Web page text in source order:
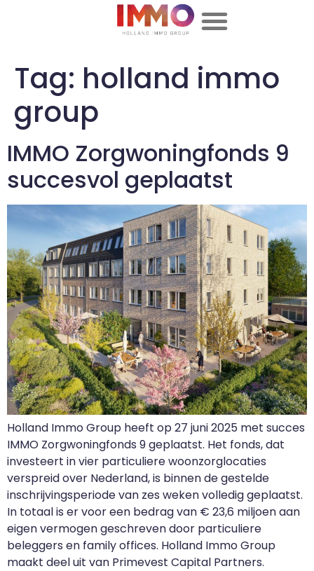
Tag: holland immo
group
IMMO Zorgwoningfonds 9
succesvol geplaatst
Holland Immo Group heeft op 27 juni 2025 met succes
IMMO Zorgwoningfonds 9 geplaatst. Het fonds, dat
investeert in vier particuliere woonzorglocaties
verspreid over Nederland, is binnen de gestelde
inschrijvingsperiode van zes weken volledig geplaatst.
In totaal is er voor een bedrag van € 23,6 miljoen aan
eigen vermogen geschreven door particuliere
beleggers en family offices. Holland Immo Group
maakt deel uit van Primevest Capital Partners.